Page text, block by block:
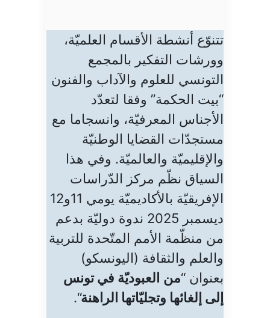
تتنوّع أنشطة الأقسام العلميّة،
وورشات التفكير بالمجمع
التونسي للعلوم والآداب والفنون
“بيت الحكمة” وفقا لتعدّد
الأجناس المعرفيّة، وانسجاما مع
مستجدّات القضايا الوطنيّة
والإقليميّة والعالميّة. وفي هذا
السياق نظّم مركز الدّراسات
الإفريقيّة بالأكاديميّة يومي 11و12
ديسمبر 2025 ندوة دوليّة بدعم
من منظّمة الأمم المتّحدة للتربية
والعلم والثقافة (اليونسكو)
بعنوان “من العبوديّة في تونس
إلى إلغائها وتجليّاتها الراهنة“.